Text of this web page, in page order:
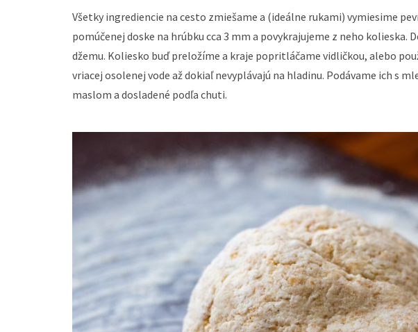
Všetky ingrediencie na cesto zmiešame a (ideálne rukami) vymiesime
pomúčenej doske na hrúbku cca 3 mm a povykrajujeme z neho kolieska.
džemu. Koliesko buď preložíme a kraje popritláčame vidličkou, alebo
vriacej osolenej vode až dokiaľ nevyplávajú na hladinu. Podávame ich s
maslom a dosladené podľa chuti.